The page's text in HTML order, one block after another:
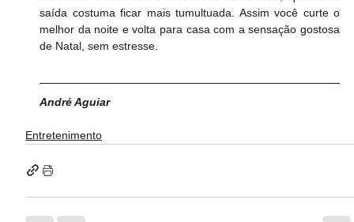
saída costuma ficar mais tumultuada. Assim você curte o
melhor da noite e volta para casa com a sensação gostosa
de Natal, sem estresse.
André Aguiar
Entretenimento